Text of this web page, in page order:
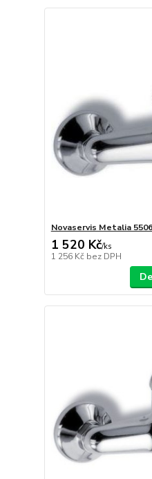
Novaservis Metalia
1 520 Kč/ks
1 256 Kč bez DPH